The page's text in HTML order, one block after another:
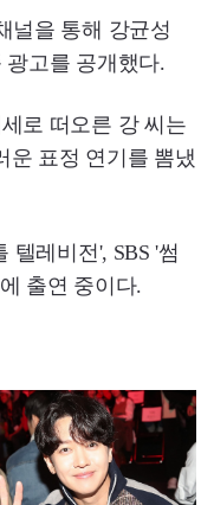
널을 통해 강균성
고를 공개했다.
로 떠오른 강 씨는
운 표정 연기를 뽐냈
텔레비전', SBS '썸
출연 중이다.